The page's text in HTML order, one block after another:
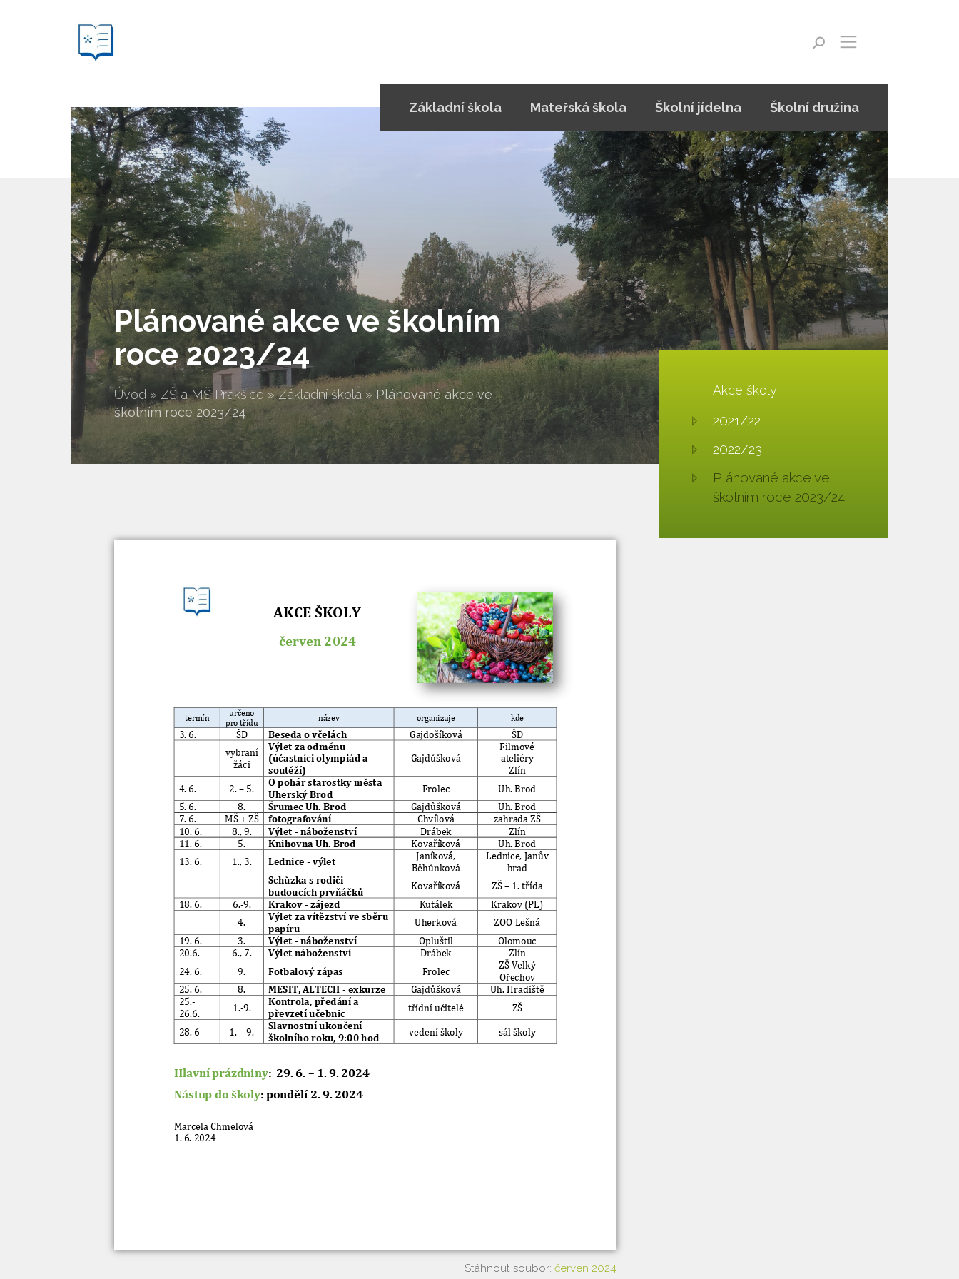
Vyhledávání na webu
Plánované akce ve školním
roce 2023/24
Úvod » ZŠ a MŠ Prakšice » Základní škola » Plánované akce ve
školním roce 2023/24
Základní škola Mateřská škola Školní jídelna Školní družina
Stáhnout soubor: červen 2024
Akce školy
2021/22
2022/23
Plánované akce ve
školním roce 2023/24